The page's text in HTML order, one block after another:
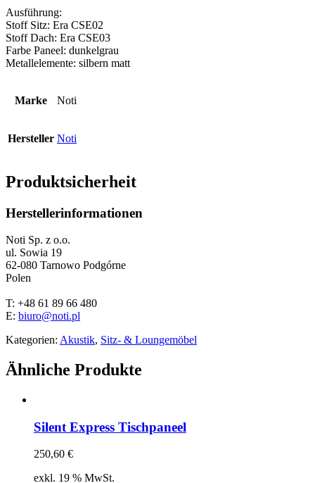
Ausführung:
Stoff Sitz: Era CSE02
Stoff Dach: Era CSE03
Farbe Paneel: dunkelgrau
Metallelemente: silbern matt
Marke Noti
Hersteller Noti
Produktsicherheit
Herstellerinformationen
Noti Sp. z o.o.
ul. Sowia 19
62-080 Tarnowo Podgórne
Polen
T: +48 61 89 66 480
E: biuro@noti.pl
Kategorien: Akustik, Sitz- & Loungemöbel
Ähnliche Produkte
Silent Express Tischpaneel
250,60 €
exkl. 19 % MwSt.